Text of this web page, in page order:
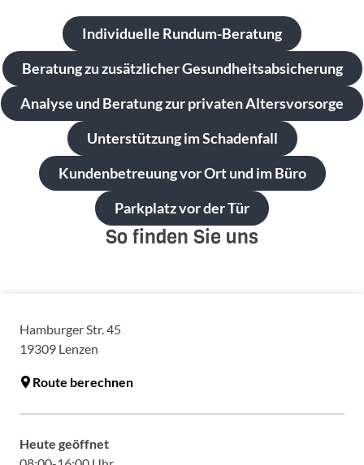
Individuelle Rundum-Beratung
Beratung zu zusätzlicher Gesundheitsabsicherung
Analyse und Beratung zur privaten Altersvorsorge
Unterstützung im Schadenfall
Kundenbetreuung vor Ort und im Büro
Parkplatz vor der Tür
So finden Sie uns
Hamburger Str. 45
19309 Lenzen
Route berechnen
Heute geöffnet